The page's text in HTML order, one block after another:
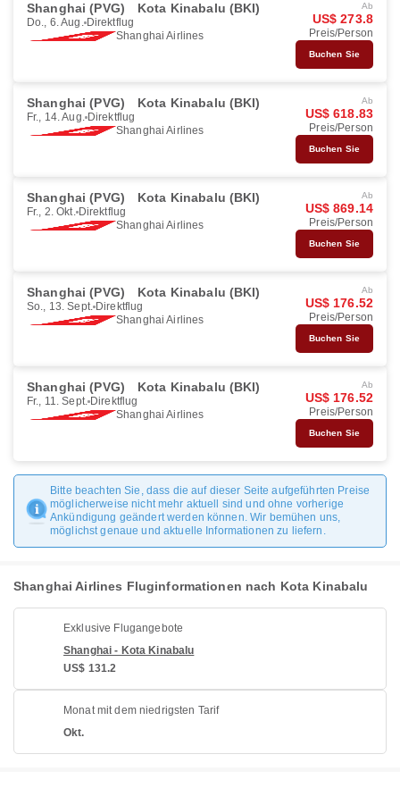
Shanghai (PVG) Kota Kinabalu (BKI)
Do., 6. Aug. Direktflug
Shanghai Airlines
Ab
US$ 273.8
Preis/Person
Buchen Sie
Shanghai (PVG) Kota Kinabalu (BKI)
Fr., 14. Aug. Direktflug
Shanghai Airlines
Ab
US$ 618.83
Preis/Person
Buchen Sie
Shanghai (PVG) Kota Kinabalu (BKI)
Fr., 2. Okt. Direktflug
Shanghai Airlines
Ab
US$ 869.14
Preis/Person
Buchen Sie
Shanghai (PVG) Kota Kinabalu (BKI)
So., 13. Sept. Direktflug
Shanghai Airlines
Ab
US$ 176.52
Preis/Person
Buchen Sie
Shanghai (PVG) Kota Kinabalu (BKI)
Fr., 11. Sept. Direktflug
Shanghai Airlines
Ab
US$ 176.52
Preis/Person
Buchen Sie
Bitte beachten Sie, dass die auf dieser Seite aufgeführten Preise
möglicherweise nicht mehr aktuell sind und ohne vorherige
Ankündigung geändert werden können. Wir bemühen uns,
möglichst genaue und aktuelle Informationen zu liefern.
Shanghai Airlines Fluginformationen nach Kota Kinabalu
Exklusive Flugangebote
Shanghai - Kota Kinabalu
US$ 131.2
Monat mit dem niedrigsten Tarif
Okt.